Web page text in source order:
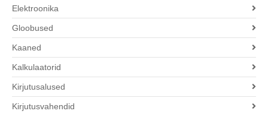
Elektroonika
Gloobused
Kaaned
Kalkulaatorid
Kirjutusalused
Kirjutusvahendid